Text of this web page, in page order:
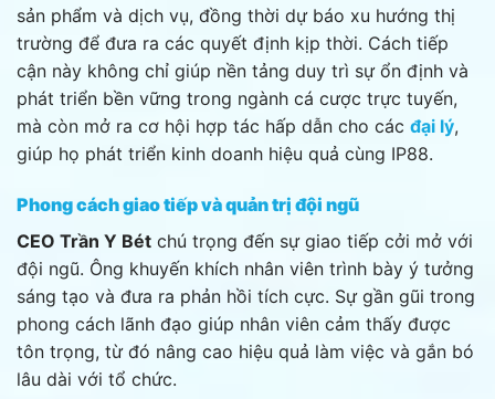
sản phẩm và dịch vụ, đồng thời dự báo xu hướng thị
trường để đưa ra các quyết định kịp thời. Cách tiếp
cận này không chỉ giúp nền tảng duy trì sự ổn định và
phát triển bền vững trong ngành cá cược trực tuyến,
mà còn mở ra cơ hội hợp tác hấp dẫn cho các đại lý,
giúp họ phát triển kinh doanh hiệu quả cùng IP88.
Phong cách giao tiếp và quản trị đội ngũ
CEO Trần Y Bét chú trọng đến sự giao tiếp cởi mở với
đội ngũ. Ông khuyến khích nhân viên trình bày ý tưởng
sáng tạo và đưa ra phản hồi tích cực. Sự gần gũi trong
phong cách lãnh đạo giúp nhân viên cảm thấy được
tôn trọng, từ đó nâng cao hiệu quả làm việc và gắn bó
lâu dài với tổ chức.